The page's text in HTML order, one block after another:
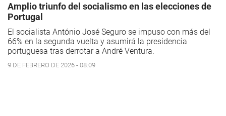
Amplio triunfo del socialismo en las elecciones de
Portugal
El socialista António José Seguro se impuso con más del
66% en la segunda vuelta y asumirá la presidencia
portuguesa tras derrotar a André Ventura.
9 DE FEBRERO DE 2026 - 08:09